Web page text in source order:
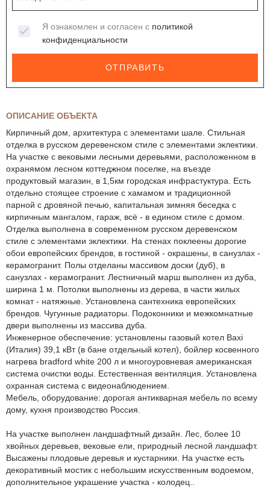
ОПИСАНИЕ ОБЪЕКТА
Кирпичный дом, архитектура с элементами шале. Стильная
отделка в русском деревенском стиле с элементами эклектики.
На участке с вековыми лесными деревьями, расположенном в
охранямом лесном коттеджном поселке, на въезде
продуктовый магазин, в 1,5км городская инфрастуктура. Есть
отдельно стоящее строение с хамамом и традиционной
парной с дровяной печью, капитальная зимняя беседка с
кирпичным мангалом, гараж, всё - в едином стиле с домом.
Отделка выполнена в современном русском деревенском
стиле с элементами эклектики. На стенах поклеены дорогие
обои европейских брендов, в гостиной - окрашены, в санузлах -
керамогранит. Полы отделаны массивом доски (дуб), в
санузлах - керамогранит. Лестничный марш выполнен из дуба,
ширина 1 м. Потолки выполнены из дерева, в части жилых
комнат - натяжные. Установлена сантехника европейских
брендов. Чугунные радиаторы. Подоконники и межкомнатные
двери выполнены из массива дуба.
Инженерное обеспечение: установлены газовый котел Baxi
(Италия) 39,1 кВт (в бане отдельный котел), бойлер косвенного
нагрева bradford white 200 л и многоуровневая американская
система очистки воды. Естественная вентиляция. Установлена
охранная система с видеонаблюдением.
Мебель, оборудование: дорогая антикварная мебель по всему
дому, кухня производство Россия.
На участке выполнен ландшафтный дизайн. Лес, более 10
хвойных деревьев, вековые ели, природный лесной ландшафт.
Высажены плодовые деревья и кустарники. На участке есть
декоративный мостик с небольшим искусственным водоемом,
дополнительное украшение участка - колодец..
Я ознакомлен и согласен с политикой
конфиденциальности
ОТПРАВИТЬ